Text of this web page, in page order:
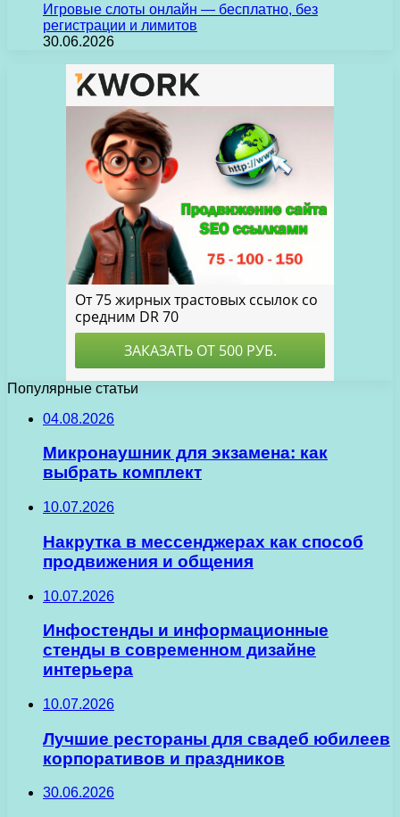
Игровые слоты онлайн — бесплатно, без
регистрации и лимитов
30.06.2026
Популярные статьи
04.08.2026
Микронаушник для экзамена: как
выбрать комплект
10.07.2026
Накрутка в мессенджерах как способ
продвижения и общения
10.07.2026
Инфостенды и информационные
стенды в современном дизайне
интерьера
10.07.2026
Лучшие рестораны для свадеб юбилеев
корпоративов и праздников
30.06.2026